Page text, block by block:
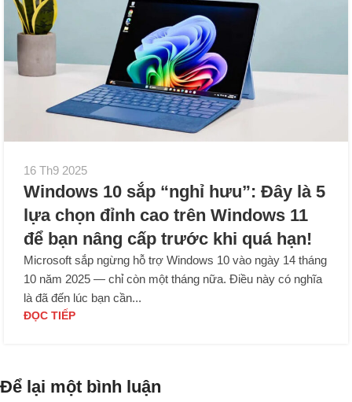
16 Th9 2025
Windows 10 sắp “nghỉ hưu”: Đây là 5
lựa chọn đỉnh cao trên Windows 11
để bạn nâng cấp trước khi quá hạn!
Microsoft sắp ngừng hỗ trợ Windows 10 vào ngày 14 tháng
10 năm 2025 — chỉ còn một tháng nữa. Điều này có nghĩa
là đã đến lúc bạn cần...
ĐỌC TIẾP
Để lại một bình luận